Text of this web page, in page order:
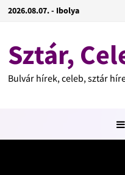
2026.08.07. - Ibolya
Sztár,
Bulvár hírek, celeb, sztár